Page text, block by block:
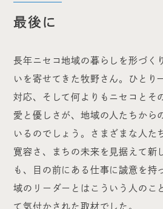
最後に
長年ニセコ地域の暮らしを形づく
いを寄せてきた牧野さん。ひとり
対応、そして何よりもニセコとそ
愛と優しさが、地域の人たちから
いるのでしょう。さまざまな人た
寛容さ、まちの未来を見据えて新
も、目の前にある仕事に誠意を持
域のリーダーとはこういう人のこ
て気付かされた取材でした。